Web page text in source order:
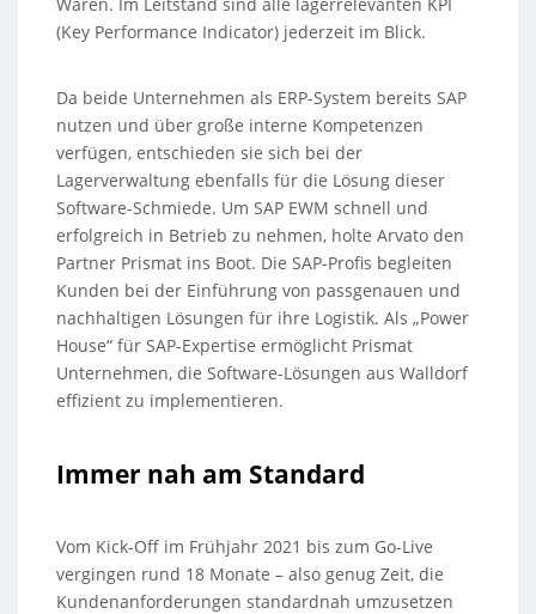
(Key Performance Indicator) jederzeit im Blick.
Da beide Unternehmen als ERP-System bereits SAP
nutzen und über große interne Kompetenzen
verfügen, entschieden sie sich bei der
Lagerverwaltung ebenfalls für die Lösung dieser
Software-Schmiede. Um SAP EWM schnell und
erfolgreich in Betrieb zu nehmen, holte Arvato den
Partner Prismat ins Boot. Die SAP-Profis begleiten
Kunden bei der Einführung von passgenauen und
nachhaltigen Lösungen für ihre Logistik. Als „Power
House“ für SAP-Expertise ermöglicht Prismat
Unternehmen, die Software-Lösungen aus Walldorf
effizient zu implementieren.
Immer nah am Standard
Vom Kick-Off im Frühjahr 2021 bis zum Go-Live
vergingen rund 18 Monate – also genug Zeit, die
Kundenanforderungen standardnah umzusetzen